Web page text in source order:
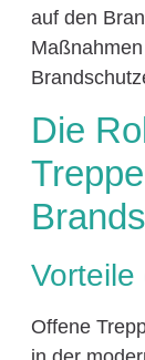
auf den
Die
Offene